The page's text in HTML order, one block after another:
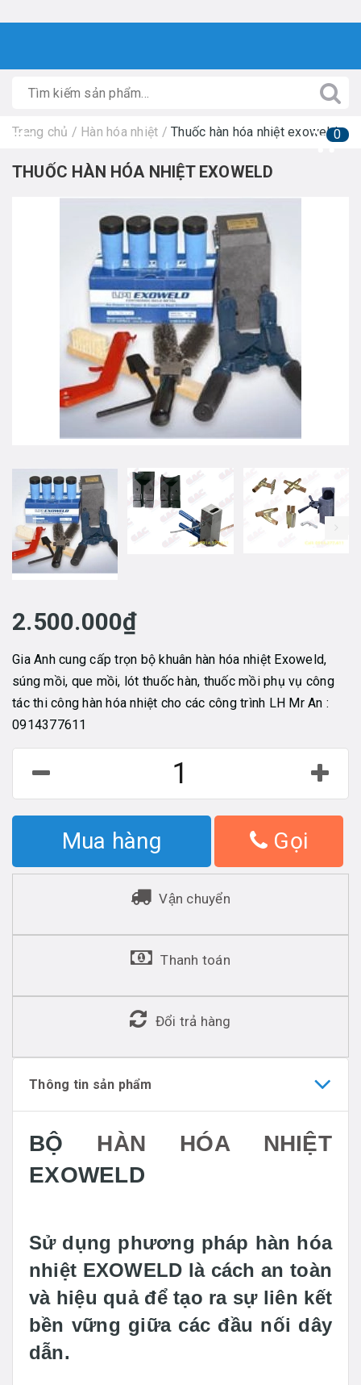
0
Trang chủ / Hàn hóa nhiệt / Thuốc hàn hóa nhiệt exoweld
THUỐC HÀN HÓA NHIỆT EXOWELD
prev
2.500.000₫
Gia Anh cung cấp trọn bộ khuân hàn hóa nhiệt Exoweld,
súng mồi, que mồi, lót thuốc hàn, thuốc mồi phụ vụ công
tác thi công hàn hóa nhiệt cho các công trình LH Mr An :
0914377611
Mua hàng Gọi
Vận chuyển
Thanh toán
Đổi trả hàng
Thông tin sản phẩm
BỘ HÀN HÓA NHIỆT
EXOWELD
Sử dụng phương pháp hàn hóa
nhiệt EXOWELD là cách an toàn
và hiệu quả để tạo ra sự liên kết
bền vững giữa các đầu nối dây
dẫn.